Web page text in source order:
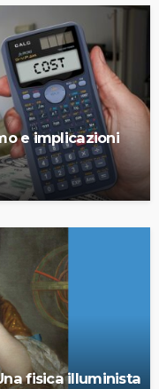
e implicazioni
fisica illuminista